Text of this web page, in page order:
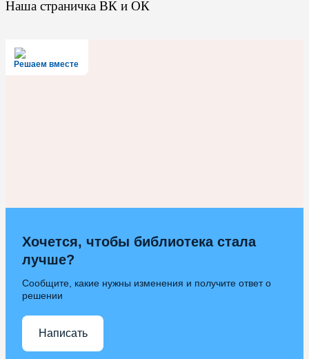
Наша страничка ВК и ОК
Решаем вместе
Хочется, чтобы библиотека стала
лучше?
Сообщите, какие нужны изменения и получите ответ о
решении
Написать